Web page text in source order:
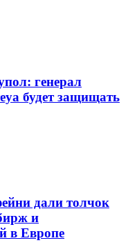
генерал
будет защищать
дали толчок
и
в Европе